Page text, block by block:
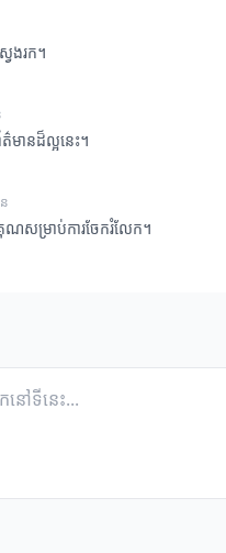
ែងរក។
ានដ៏ល្អនេះ។
សម្រាប់ការចែករំលែក។